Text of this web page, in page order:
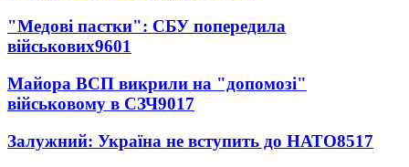
"Медові пастки": СБУ попередила
військових9601
Майора ВСП викрили на "допомозі"
військовому в СЗЧ9017
Залужний: Україна не вступить до НАТО8517